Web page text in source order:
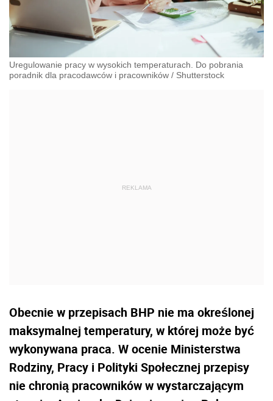
Uregulowanie pracy w wysokich temperaturach. Do pobrania
poradnik dla pracodawców i pracowników / Shutterstock
Obecnie w przepisach BHP nie ma określonej
maksymalnej temperatury, w której może być
wykonywana praca. W ocenie Ministerstwa
Rodziny, Pracy i Polityki Społecznej przepisy
nie chronią pracowników w wystarczającym